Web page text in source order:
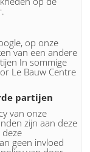
op onze
van een andere
In sommige
Le Bauw Centre
partijen
van onze
zijn aan deze
geen invloed